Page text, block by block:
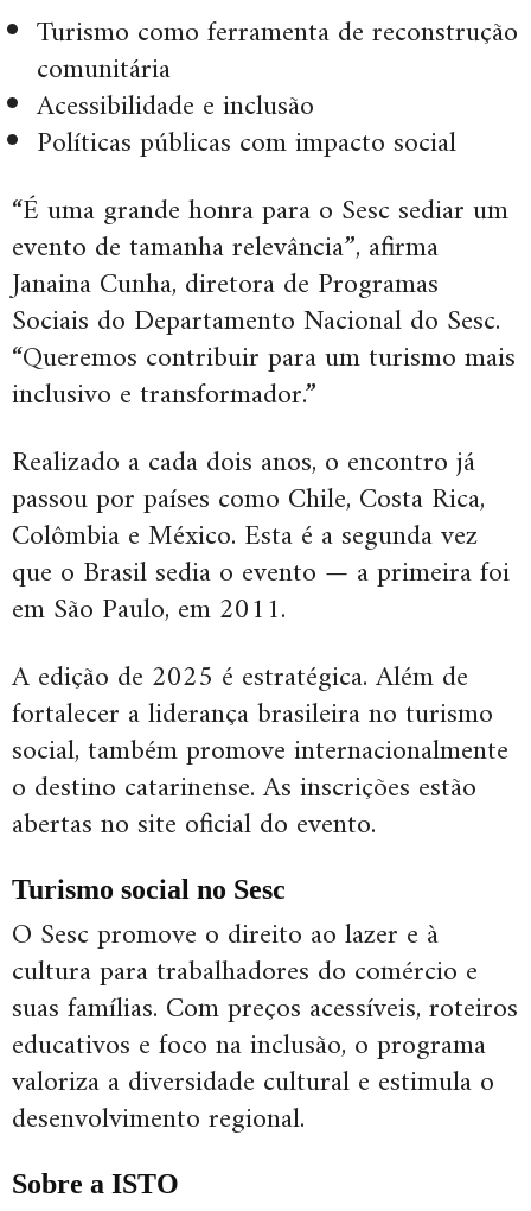
Turismo como ferramenta de reconstrução
comunitária
Acessibilidade e inclusão
Políticas públicas com impacto social
“É uma grande honra para o Sesc sediar um
evento de tamanha relevância”, afirma
Janaina Cunha, diretora de Programas
Sociais do Departamento Nacional do Sesc.
“Queremos contribuir para um turismo mais
inclusivo e transformador.”
Realizado a cada dois anos, o encontro já
passou por países como Chile, Costa Rica,
Colômbia e México. Esta é a segunda vez
que o Brasil sedia o evento — a primeira foi
em São Paulo, em 2011.
A edição de 2025 é estratégica. Além de
fortalecer a liderança brasileira no turismo
social, também promove internacionalmente
o destino catarinense. As inscrições estão
abertas no site oficial do evento.
Turismo social no Sesc
O Sesc promove o direito ao lazer e à
cultura para trabalhadores do comércio e
suas famílias. Com preços acessíveis, roteiros
educativos e foco na inclusão, o programa
valoriza a diversidade cultural e estimula o
desenvolvimento regional.
Sobre a ISTO